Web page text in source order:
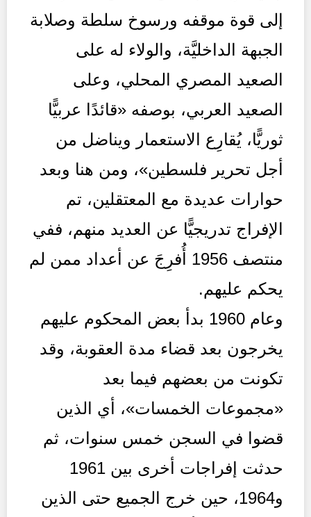
إلى قوة موقفه ورسوخ سلطة وصلابة
الجبهة الداخليَّة، والولاء له على
الصعيد المصري المحلي، وعلى
الصعيد العربي، بوصفه «قائدًا عربيًّا
ثوريًّا، يُقارِع الاستعمار ويناضل من
أجل تحرير فلسطين»، ومن هنا وبعد
حوارات عديدة مع المعتقلين، تم
الإفراج تدريجيًّا عن العديد منهم، ففي
منتصف 1956 أُفرِجَ عن أعداد ممن لم
يحكم عليهم.
وعام 1960 بدأ بعض المحكوم عليهم
يخرجون بعد قضاء مدة العقوبة، وقد
تكونت من بعضهم فيما بعد
«مجموعات الخمسات»، أي الذين
قضوا في السجن خمس سنوات، ثم
حدثت إفراجات أخرى بين 1961
و1964، حين خرج الجميع حتى الذين